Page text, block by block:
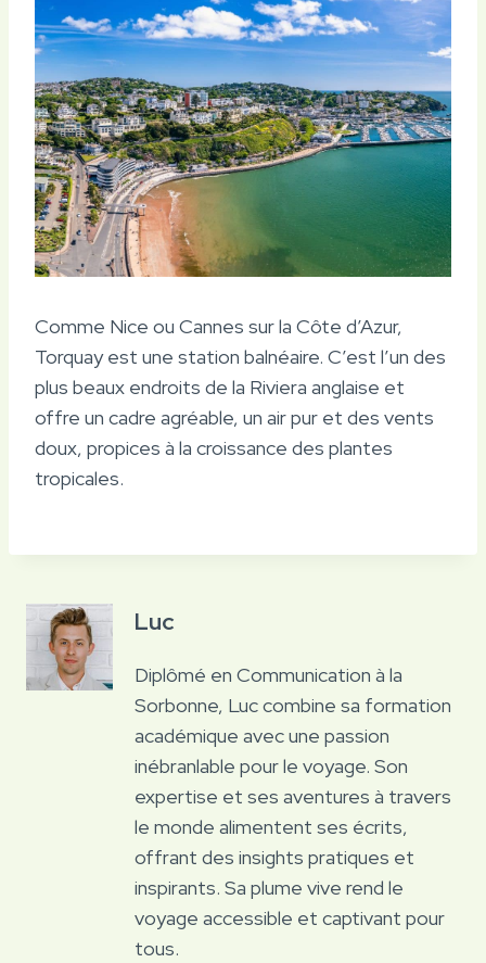
Comme Nice ou Cannes sur la Côte d’Azur,
Torquay est une station balnéaire. C’est l’un des
plus beaux endroits de la Riviera anglaise et
offre un cadre agréable, un air pur et des vents
doux, propices à la croissance des plantes
tropicales.
Luc
Diplômé en Communication à la
Sorbonne, Luc combine sa formation
académique avec une passion
inébranlable pour le voyage. Son
expertise et ses aventures à travers
le monde alimentent ses écrits,
offrant des insights pratiques et
inspirants. Sa plume vive rend le
voyage accessible et captivant pour
tous.